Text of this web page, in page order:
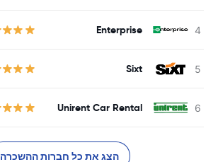
Enterprise
Sixt
Unirent Car Rental
הצג את כל חברות ההשכרה